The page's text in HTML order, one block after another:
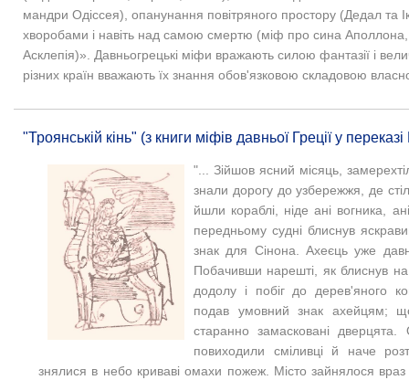
мандри Одіссея), опанунання повітряного простору (Дедал та
хворобами і навіть над самою смертю (міф про сина Аполлона,
Асклепія)». Давньогрецькі міфи вражають силою фантазії і
різних країн вважають їх знання обов'язковою складовою
"Троянській кінь" (з книги міфів давньої Греції у
"... Зійшов ясний місяць,
знали дорогу до узбережжя, де
йшли кораблі, ніде ані вогника,
передньому судні блиснув
знак для Сінона. Ахеєць уже
Побачивши нарешті, як блиснув на
додолу і побіг до дерев'яного
подав умовний знак ахейцям;
старанно замасковані
повиходили сміливці й наче
знялися в небо криваві омахи пожеж. Місто зайнялося враз